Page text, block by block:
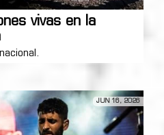
vivas en la
JUN 16, 2026